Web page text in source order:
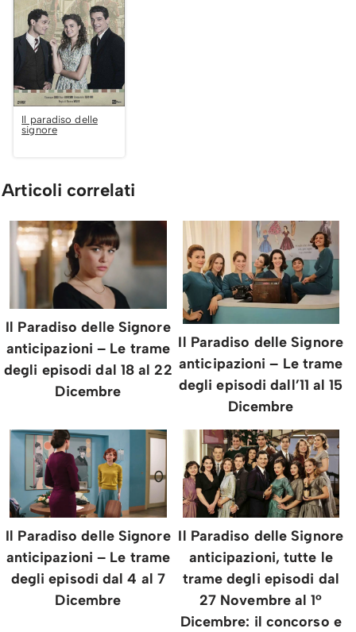
Il paradiso delle
signore
Articoli correlati
Il Paradiso delle Signore
anticipazioni – Le trame
degli episodi dal 18 al 22
Dicembre
Il Paradiso delle Signore
anticipazioni – Le trame
degli episodi dall’11 al 15
Dicembre
Il Paradiso delle Signore
anticipazioni – Le trame
degli episodi dal 4 al 7
Dicembre
Il Paradiso delle Signore
anticipazioni, tutte le
trame degli episodi dal
27 Novembre al 1°
Dicembre: il concorso e